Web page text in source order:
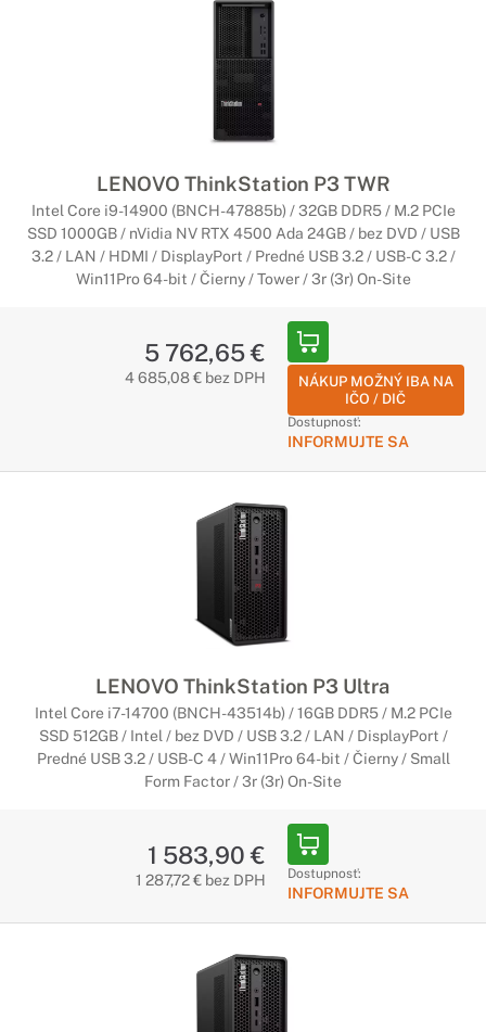
LENOVO ThinkStation P3 TWR
Intel Core i9-14900 (BNCH-47885b) / 32GB DDR5 / M.2 PCIe
SSD 1000GB / nVidia NV RTX 4500 Ada 24GB / bez DVD / USB
3.2 / LAN / HDMI / DisplayPort / Predné USB 3.2 / USB-C 3.2 /
Win11Pro 64-bit / Čierny / Tower / 3r (3r) On-Site
5 762,65 €
4 685,08 € bez DPH
NÁKUP MOŽNÝ IBA NA
IČO / DIČ
Dostupnosť:
INFORMUJTE SA
LENOVO ThinkStation P3 Ultra
Intel Core i7-14700 (BNCH-43514b) / 16GB DDR5 / M.2 PCIe
SSD 512GB / Intel / bez DVD / USB 3.2 / LAN / DisplayPort /
Predné USB 3.2 / USB-C 4 / Win11Pro 64-bit / Čierny / Small
Form Factor / 3r (3r) On-Site
1 583,90 €
1 287,72 € bez DPH Dostupnosť:
INFORMUJTE SA